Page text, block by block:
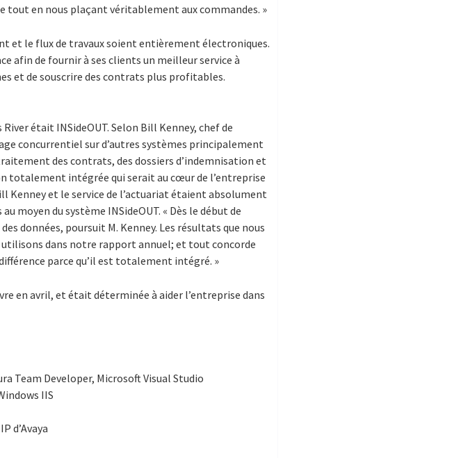
tout en nous plaçant véritablement aux commandes. »
et le flux de travaux soient entièrement électroniques.
afin de fournir à ses clients un meilleur service à
et de souscrire des contrats plus profitables.
était INSideOUT. Selon Bill Kenney, chef de
concurrentiel sur d’autres systèmes principalement
des contrats, des dossiers d’indemnisation et
totalement intégrée qui serait au cœur de l’entreprise
et le service de l’actuariat étaient absolument
moyen du système INSideOUT. « Dès le début de
données, poursuit M. Kenney. Les résultats que nous
utilisons dans notre rapport annuel; et tout concorde
parce qu’il est totalement intégré. »
en avril, et était déterminée à aider l’entreprise dans
Team Developer, Microsoft Visual Studio
IIS
d’Avaya